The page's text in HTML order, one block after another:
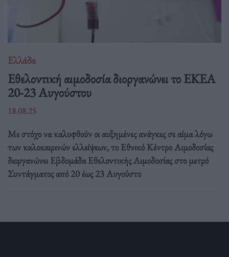
Ελλάδα
Eθελοντική αιμοδοσία διοργανώνει το ΕΚΕΑ
20-23 Αυγούστου
18.08.25
Με στόχο να καλυφθούν οι αυξημένες ανάγκες σε αίμα λόγω
των καλοκαιρινών ελλείψεων, το Εθνικό Κέντρο Αιμοδοσίας
διοργανώνει Εβδομάδα Εθελοντικής Αιμοδοσίας στο μετρό
Συντάγματος από 20 έως 23 Αυγούστο